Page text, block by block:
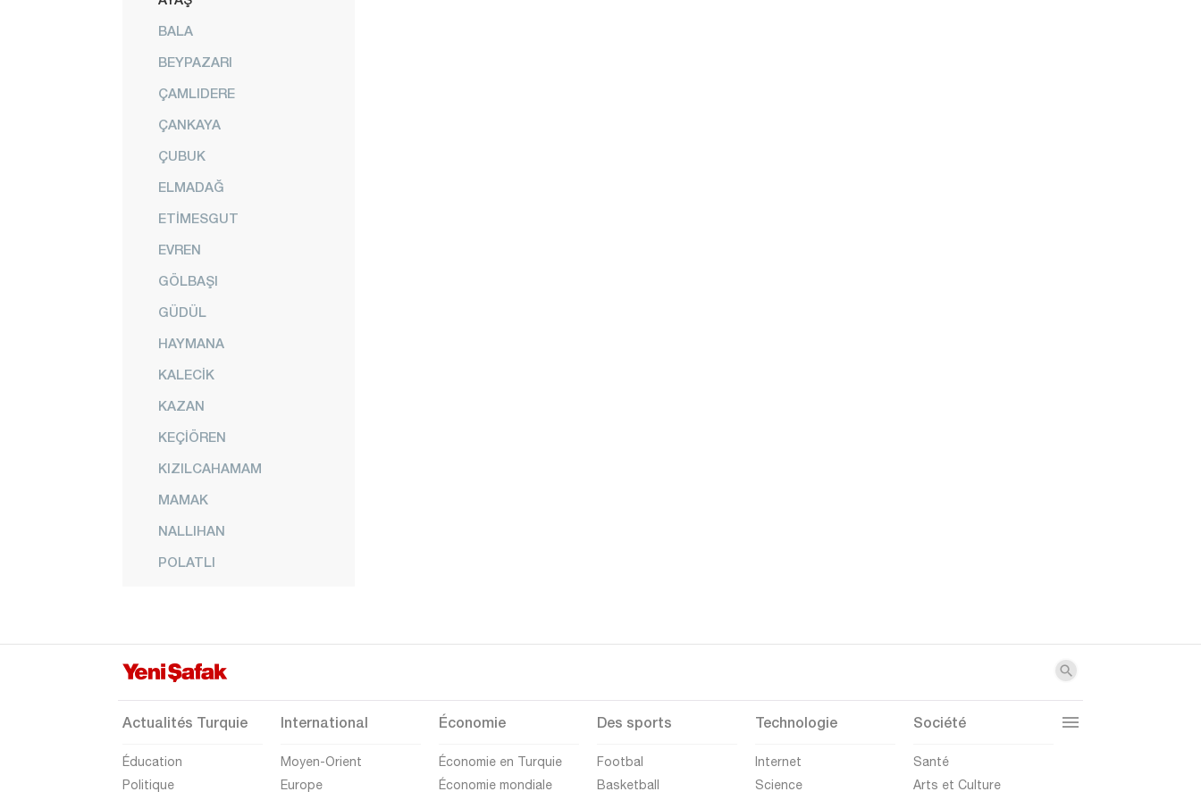
BALA
BEYPAZARI
ÇAMLIDERE
ÇANKAYA
ÇUBUK
ELMADAĞ
ETİMESGUT
EVREN
GÖLBAŞI
GÜDÜL
HAYMANA
KALECİK
KAZAN
KEÇİÖREN
KIZILCAHAMAM
MAMAK
NALLIHAN
POLATLI
YENİMAHALLE
Izmir
Adıyaman
Actualités Turquie
Éducation
Politique
International
Moyen-Orient
Europe
Économie
Économie en Turquie
Économie mondiale
Des sports
Footbal
Basketball
Technologie
Internet
Science
Société
Santé
Arts et Culture